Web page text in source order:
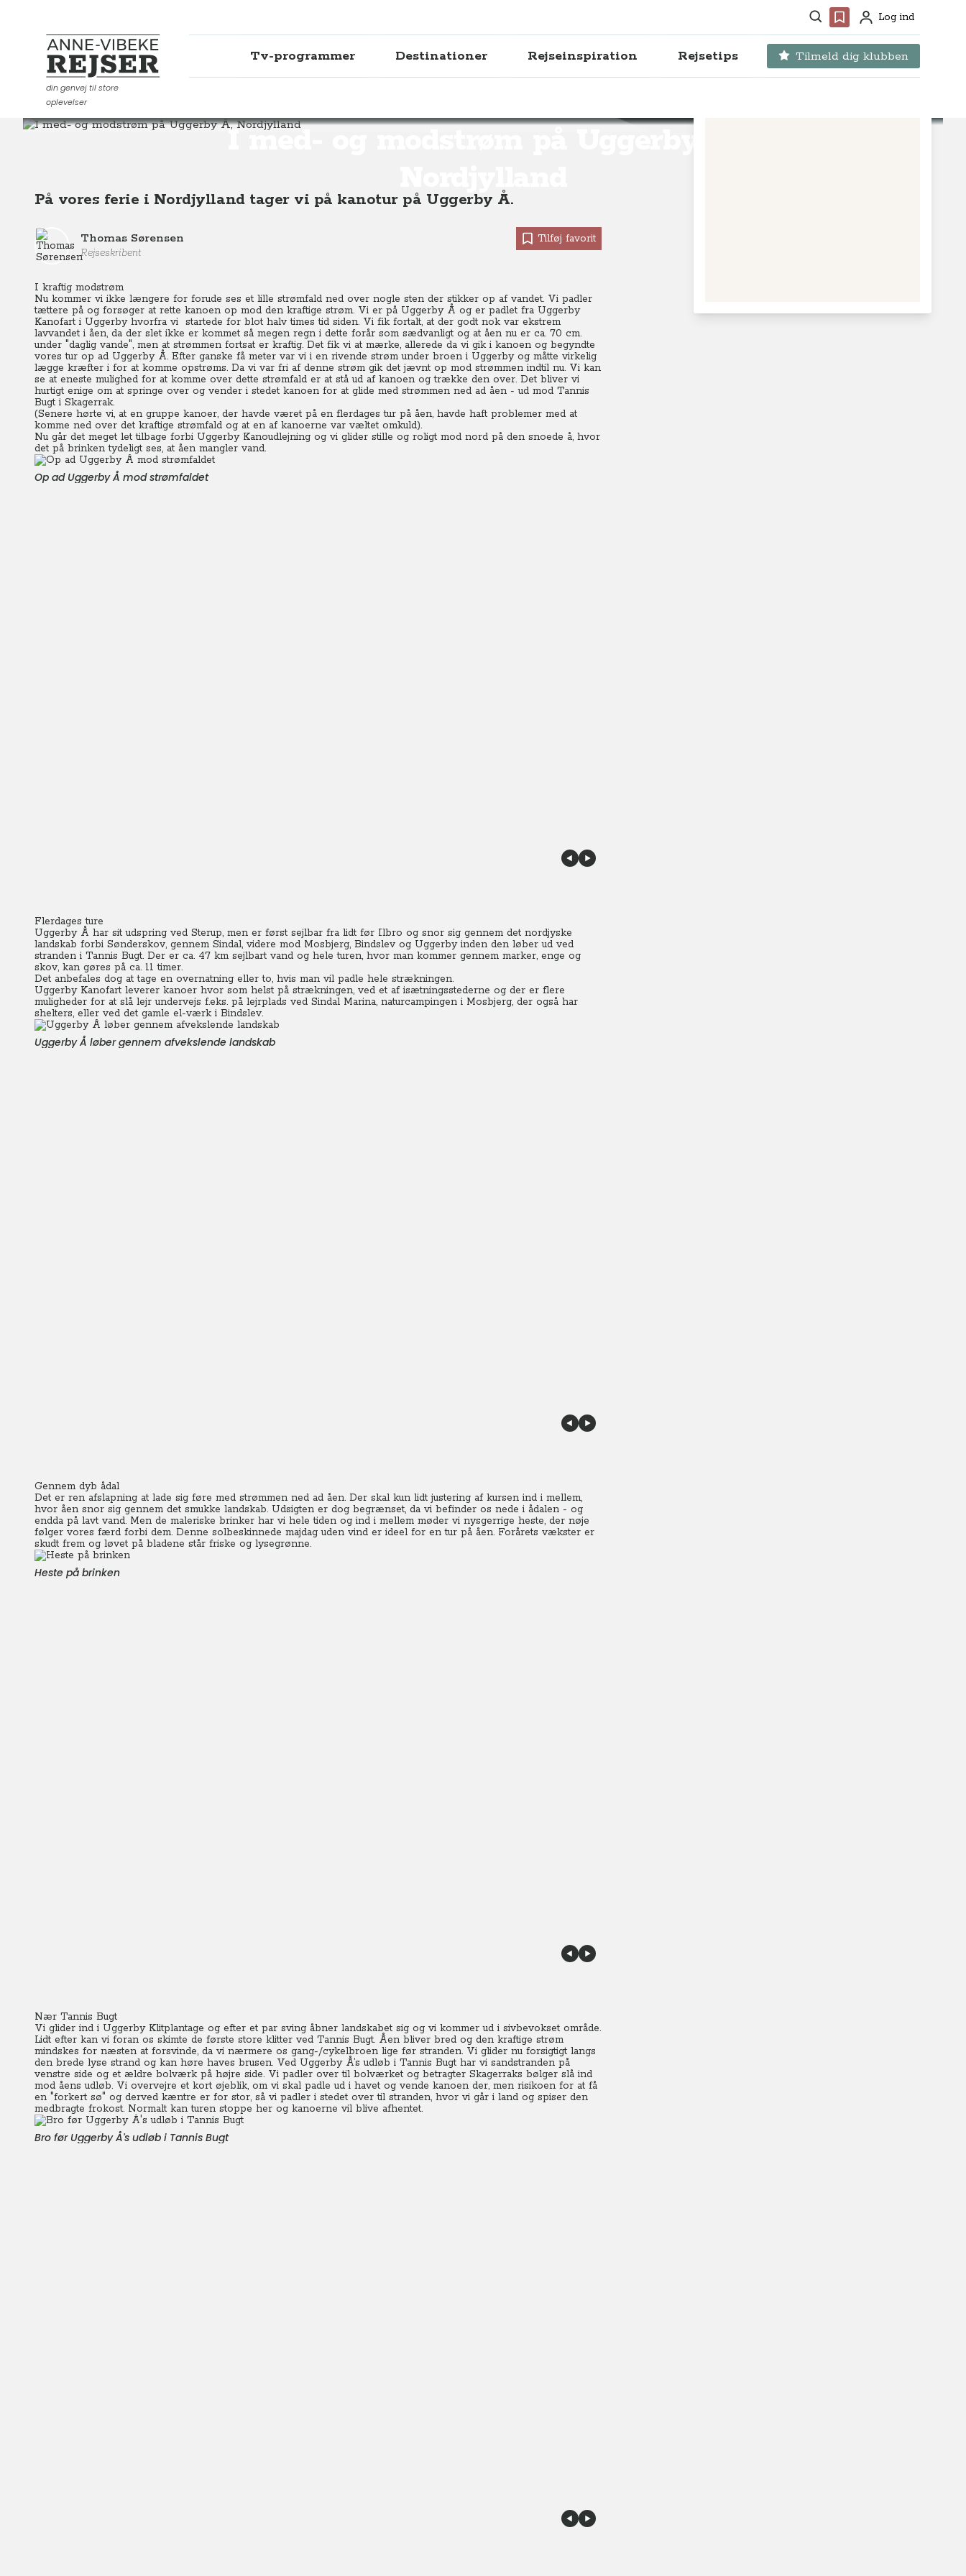
Søg Favoritter
ProfilLog ind
Anne-Vibeke Rejser
din genvej til store
oplevelser
Tv-programmer Destinationer Rejseinspiration Rejsetips Tilmeld dig klubben
I med- og modstrøm på Uggerby Å,
Destinationer
På vores ferie i Nordjylland tager vi på kanotur på Uggerby Å.
Thomas Sørensen
Rejseskribent
Tilføj favorit
I kraftig modstrøm
Nu kommer vi ikke længere for forude ses et lille strømfald ned over nogle sten der stikker op af vandet. Vi padler
tættere på og forsøger at rette kanoen op mod den kraftige strøm. Vi er på Uggerby Å og er padlet fra Uggerby
Kanofart i Uggerby hvorfra vi startede for blot halv times tid siden. Vi fik fortalt, at der godt nok var ekstrem
lavvandet i åen, da der slet ikke er kommet så megen regn i dette forår som sædvanligt og at åen nu er ca. 70 cm.
under "daglig vande", men at strømmen fortsat er kraftig. Det fik vi at mærke, allerede da vi gik i kanoen og begyndte
vores tur op ad Uggerby Å. Efter ganske få meter var vi i en rivende strøm under broen i Uggerby og måtte virkelig
lægge kræfter i for at komme opstrøms. Da vi var fri af denne strøm gik det jævnt op mod strømmen indtil nu. Vi kan
se at eneste mulighed for at komme over dette strømfald er at stå ud af kanoen og trække den over. Det bliver vi
hurtigt enige om at springe over og vender i stedet kanoen for at glide med strømmen ned ad åen - ud mod Tannis
Bugt i Skagerrak.
(Senere hørte vi, at en gruppe kanoer, der havde været på en flerdages tur på åen, havde haft problemer med at
komme ned over det kraftige strømfald og at en af kanoerne var væltet omkuld).
Nu går det meget let tilbage forbi Uggerby Kanoudlejning og vi glider stille og roligt mod nord på den snoede å, hvor
det på brinken tydeligt ses, at åen mangler vand.
Op ad Uggerby Å mod strømfaldet
Flerdages ture
Uggerby Å har sit udspring ved Sterup, men er først sejlbar fra lidt før Ilbro og snor sig gennem det nordjyske
landskab forbi Sønderskov, gennem Sindal, videre mod Mosbjerg, Bindslev og Uggerby inden den løber ud ved
stranden i Tannis Bugt. Der er ca. 47 km sejlbart vand og hele turen, hvor man kommer gennem marker, enge og
skov, kan gøres på ca. 11 timer.
Det anbefales dog at tage en overnatning eller to, hvis man vil padle hele strækningen.
Uggerby Kanofart leverer kanoer hvor som helst på strækningen, ved et af isætningsstederne og der er flere
muligheder for at slå lejr undervejs f.eks. på lejrplads ved Sindal Marina, naturcampingen i Mosbjerg, der også har
shelters, eller ved det gamle el-værk i Bindslev.
Uggerby Å løber gennem afvekslende landskab
Gennem dyb ådal
Det er ren afslapning at lade sig føre med strømmen ned ad åen. Der skal kun lidt justering af kursen ind i mellem,
hvor åen snor sig gennem det smukke landskab. Udsigten er dog begrænset, da vi befinder os nede i ådalen - og
endda på lavt vand. Men de maleriske brinker har vi hele tiden og ind i mellem møder vi nysgerrige heste, der nøje
følger vores færd forbi dem. Denne solbeskinnede majdag uden vind er ideel for en tur på åen. Forårets vækster er
skudt frem og løvet på bladene står friske og lysegrønne.
Heste på brinken
Nær Tannis Bugt
Vi glider ind i Uggerby Klitplantage og efter et par sving åbner landskabet sig og vi kommer ud i sivbevokset område.
Lidt efter kan vi foran os skimte de første store klitter ved Tannis Bugt. Åen bliver bred og den kraftige strøm
mindskes for næsten at forsvinde, da vi nærmere os gang-/cykelbroen lige før stranden. Vi glider nu forsigtigt langs
den brede lyse strand og kan høre haves brusen. Ved Uggerby Å’s udløb i Tannis Bugt har vi sandstranden på
venstre side og et ældre bolværk på højre side. Vi padler over til bolværket og betragter Skagerraks bølger slå ind
mod åens udløb. Vi overvejre et kort øjeblik, om vi skal padle ud i havet og vende kanoen der, men risikoen for at få
en "forkert sø" og derved kæntre er for stor, så vi padler i stedet over til stranden, hvor vi går i land og spiser den
medbragte frokost. Normalt kan turen stoppe her og kanoerne vil blive afhentet.
Bro før Uggerby Å's udløb i Tannis Bugt